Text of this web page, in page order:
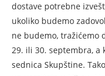
dostave potrebne
ukoliko budemo
ne budemo, tražićemo
29. ili 30. septembra, a
sednica Skupštine.